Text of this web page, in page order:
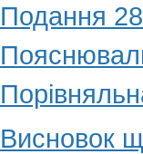
Подання
Висновок